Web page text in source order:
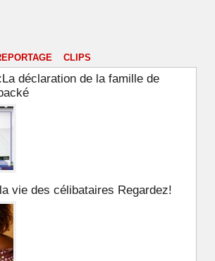
CLIPS
déclaration de la famille de
vie des célibataires Regardez!